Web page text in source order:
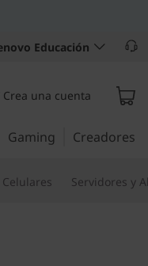
Educación
una cuenta
Gaming Creadores
Celulares Servidores y